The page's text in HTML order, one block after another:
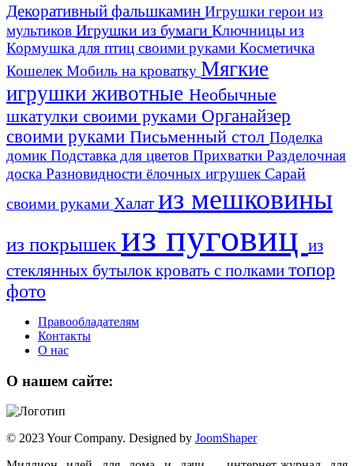
Декоративный фальшкамин Игрушки герои из
мультиков Игрушки из бумаги Ключницы из
Кормушка для птиц своими руками Косметичка
Кошелек Мобиль на кроватку Мягкие
игрушки животные Необычные
шкатулки своими руками Органайзер
своими руками Письменный стол Поделка
домик Подставка для цветов Прихватки Разделочная
доска Разновидности ёлочных игрушек Сарай
своими руками Халат из мешковины
из покрышек из пуговиц из
стеклянных бутылоккровать с полками топор
фото
Правообладателям
Контакты
О нас
О нашем сайте:
© 2023 Your Company. Designed by JoomShaper